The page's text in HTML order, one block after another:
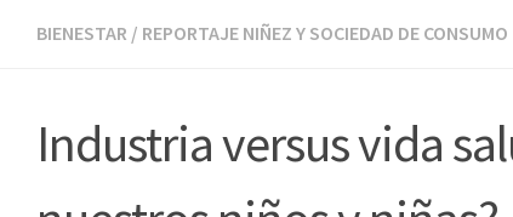
BIENESTAR / REPORTAJE NIÑEZ Y SOCIEDAD DE CONSUMO
Industria versus vida